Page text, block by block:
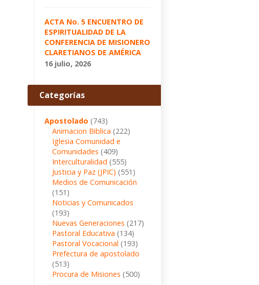
ACTA No. 5 ENCUENTRO DE
ESPIRITUALIDAD DE LA
CONFERENCIA DE MISIONERO
CLARETIANOS DE AMÉRICA
16 julio, 2026
Categorías
Apostolado (743)
Animacion Biblica (222)
Iglesia Comunidad e
Comunidades (409)
Interculturalidad (555)
Justicia y Paz (JPIC) (551)
Medios de Comunicación
(151)
Noticias y Comunicados
(193)
Nuevas Generaciones (217)
Pastoral Educativa (134)
Pastoral Vocacional (193)
Prefectura de apostolado
(513)
Procura de Misiones (500)